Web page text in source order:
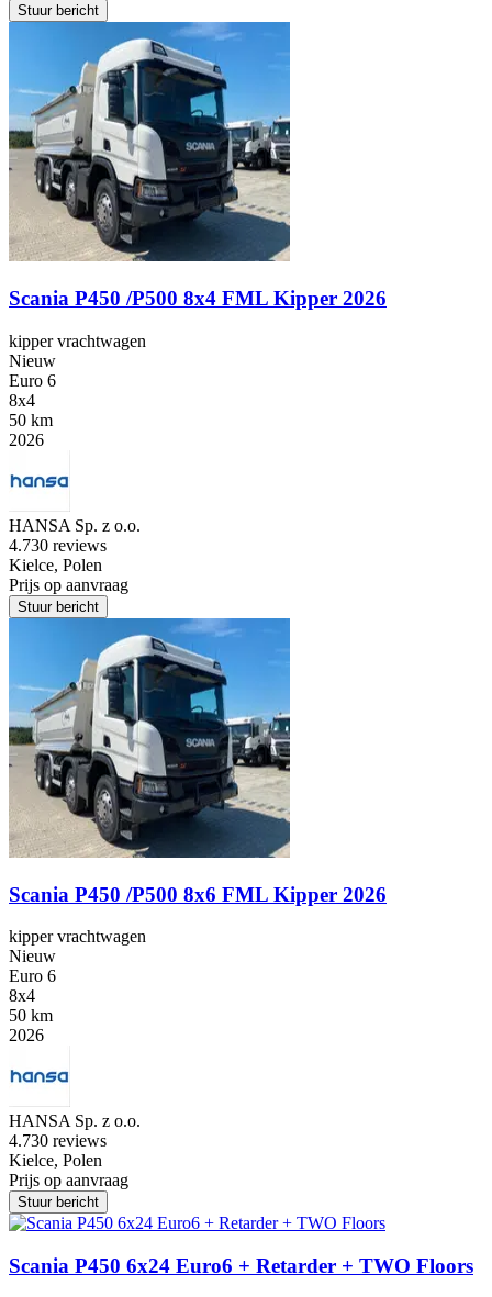
Stuur bericht
Scania P450 /P500 8x4 FML Kipper 2026
kipper vrachtwagen
Nieuw
Euro 6
8x4
50 km
2026
HANSA Sp. z o.o.
4.730 reviews
Kielce, Polen
Prijs op aanvraag
Stuur bericht
Scania P450 /P500 8x6 FML Kipper 2026
kipper vrachtwagen
Nieuw
Euro 6
8x4
50 km
2026
HANSA Sp. z o.o.
4.730 reviews
Kielce, Polen
Prijs op aanvraag
Stuur bericht
Scania P450 6x24 Euro6 + Retarder + TWO Floors